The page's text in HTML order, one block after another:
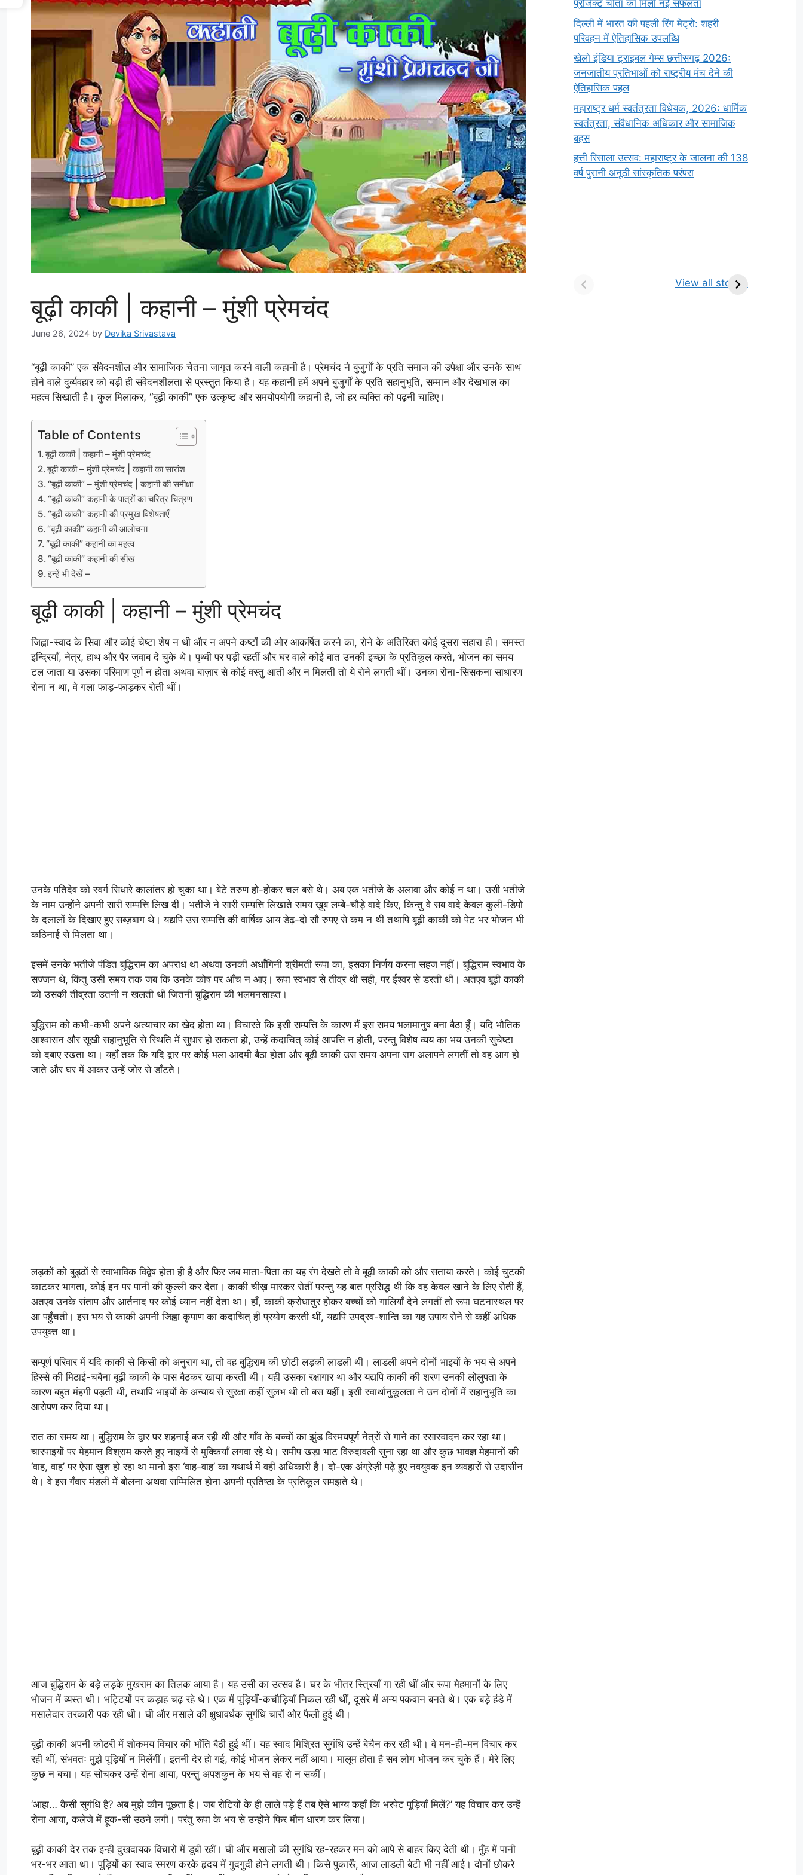
बूढ़ी काकी | कहानी – मुंशी प्रेमचंद
June 26, 2024 by Devika Srivastava
“बूढ़ी काकी” एक संवेदनशील और सामाजिक चेतना जागृत करने वाली कहानी है। प्रेमचंद ने बुजुर्गों के प्रति समाज की उपेक्षा और उनके साथ
होने वाले दुर्व्यवहार को बड़ी ही संवेदनशीलता से प्रस्तुत किया है। यह कहानी हमें अपने बुजुर्गों के प्रति सहानुभूति, सम्मान और देखभाल का
महत्व सिखाती है। कुल मिलाकर, “बूढ़ी काकी” एक उत्कृष्ट और समयोपयोगी कहानी है, जो हर व्यक्ति को पढ़नी चाहिए।
Table of Contents
बूढ़ी काकी | कहानी – मुंशी प्रेमचंद
बूढ़ी काकी – मुंशी प्रेमचंद | कहानी का सारांश
“बूढ़ी काकी” – मुंशी प्रेमचंद | कहानी की समीक्षा
“बूढ़ी काकी” कहानी के पात्रों का चरित्र चित्रण
“बूढी काकी” कहानी की प्रमुख विशेषताएँ
“बूढी काकी” कहानी की आलोचना
“बूढी काकी” कहानी का महत्व
“बूढी काकी” कहानी की सीख
इन्हें भी देखें –
बूढ़ी काकी | कहानी – मुंशी प्रेमचंद
जिह्वा-स्वाद के सिवा और कोई चेष्टा शेष न थी और न अपने कष्टों की ओर आकर्षित करने का, रोने के अतिरिक्त कोई दूसरा सहारा ही। समस्त
इन्द्रियाँ, नेत्र, हाथ और पैर जवाब दे चुके थे। पृथ्वी पर पड़ी रहतीं और घर वाले कोई बात उनकी इच्छा के प्रतिकूल करते, भोजन का समय
टल जाता या उसका परिमाण पूर्ण न होता अथवा बाज़ार से कोई वस्तु आती और न मिलती तो ये रोने लगती थीं। उनका रोना-सिसकना साधारण
रोना न था, वे गला फाड़-फाड़कर रोती थीं।
उनके पतिदेव को स्वर्ग सिधारे कालांतर हो चुका था। बेटे तरुण हो-होकर चल बसे थे। अब एक भतीजे के अलावा और कोई न था। उसी भतीजे
के नाम उन्होंने अपनी सारी सम्पत्ति लिख दी। भतीजे ने सारी सम्पत्ति लिखाते समय ख़ूब लम्बे-चौड़े वादे किए, किन्तु वे सब वादे केवल कुली-डिपो
के दलालों के दिखाए हुए सब्ज़बाग थे। यद्यपि उस सम्पत्ति की वार्षिक आय डेढ़-दो सौ रुपए से कम न थी तथापि बूढ़ी काकी को पेट भर भोजन भी
कठिनाई से मिलता था।
इसमें उनके भतीजे पंडित बुद्धिराम का अपराध था अथवा उनकी अर्धांगिनी श्रीमती रूपा का, इसका निर्णय करना सहज नहीं। बुद्धिराम स्वभाव के
सज्जन थे, किंतु उसी समय तक जब कि उनके कोष पर आँच न आए। रूपा स्वभाव से तीव्र थी सही, पर ईश्वर से डरती थी। अतएव बूढ़ी काकी
को उसकी तीव्रता उतनी न खलती थी जितनी बुद्धिराम की भलमनसाहत।
बुद्धिराम को कभी-कभी अपने अत्याचार का खेद होता था। विचारते कि इसी सम्पत्ति के कारण मैं इस समय भलामानुष बना बैठा हूँ। यदि भौतिक
आश्वासन और सूखी सहानुभूति से स्थिति में सुधार हो सकता हो, उन्हें कदाचित् कोई आपत्ति न होती, परन्तु विशेष व्यय का भय उनकी सुचेष्टा
को दबाए रखता था। यहाँ तक कि यदि द्वार पर कोई भला आदमी बैठा होता और बूढ़ी काकी उस समय अपना राग अलापने लगतीं तो वह आग हो
जाते और घर में आकर उन्हें जोर से डाँटते।
लड़कों को बुड्ढों से स्वाभाविक विद्वेष होता ही है और फिर जब माता-पिता का यह रंग देखते तो वे बूढ़ी काकी को और सताया करते। कोई चुटकी
काटकर भागता, कोई इन पर पानी की कुल्ली कर देता। काकी चीख़ मारकर रोतीं परन्तु यह बात प्रसिद्ध थी कि वह केवल खाने के लिए रोती हैं,
अतएव उनके संताप और आर्तनाद पर कोई ध्यान नहीं देता था। हाँ, काकी क्रोधातुर होकर बच्चों को गालियाँ देने लगतीं तो रूपा घटनास्थल पर
आ पहुँचती। इस भय से काकी अपनी जिह्वा कृपाण का कदाचित् ही प्रयोग करती थीं, यद्यपि उपद्रव-शान्ति का यह उपाय रोने से कहीं अधिक
उपयुक्त था।
सम्पूर्ण परिवार में यदि काकी से किसी को अनुराग था, तो वह बुद्धिराम की छोटी लड़की लाडली थी। लाडली अपने दोनों भाइयों के भय से अपने
हिस्से की मिठाई-चबैना बूढ़ी काकी के पास बैठकर खाया करती थी। यही उसका रक्षागार था और यद्यपि काकी की शरण उनकी लोलुपता के
कारण बहुत मंहगी पड़ती थी, तथापि भाइयों के अन्याय से सुरक्षा कहीं सुलभ थी तो बस यहीं। इसी स्वार्थानुकूलता ने उन दोनों में सहानुभूति का
आरोपण कर दिया था।
रात का समय था। बुद्धिराम के द्वार पर शहनाई बज रही थी और गाँव के बच्चों का झुंड विस्मयपूर्ण नेत्रों से गाने का रसास्वादन कर रहा था।
चारपाइयों पर मेहमान विश्राम करते हुए नाइयों से मुक्कियाँ लगवा रहे थे। समीप खड़ा भाट विरुदावली सुना रहा था और कुछ भावज्ञ मेहमानों की
‘वाह, वाह’ पर ऐसा ख़ुश हो रहा था मानो इस ‘वाह-वाह’ का यथार्थ में वही अधिकारी है। दो-एक अंग्रेज़ी पढ़े हुए नवयुवक इन व्यवहारों से उदासीन
थे। वे इस गँवार मंडली में बोलना अथवा सम्मिलित होना अपनी प्रतिष्ठा के प्रतिकूल समझते थे।
आज बुद्धिराम के बड़े लड़के मुखराम का तिलक आया है। यह उसी का उत्सव है। घर के भीतर स्त्रियाँ गा रही थीं और रूपा मेहमानों के लिए
भोजन में व्यस्त थी। भट्टियों पर कड़ाह चढ़ रहे थे। एक में पूड़ियाँ-कचौड़ियाँ निकल रही थीं, दूसरे में अन्य पकवान बनते थे। एक बड़े हंडे में
मसालेदार तरकारी पक रही थी। घी और मसाले की क्षुधावर्धक सुगंधि चारों ओर फैली हुई थी।
बूढ़ी काकी अपनी कोठरी में शोकमय विचार की भाँति बैठी हुई थीं। यह स्वाद मिश्रित सुगंधि उन्हें बेचैन कर रही थी। वे मन-ही-मन विचार कर
रही थीं, संभवतः मुझे पूड़ियाँ न मिलेंगीं। इतनी देर हो गई, कोई भोजन लेकर नहीं आया। मालूम होता है सब लोग भोजन कर चुके हैं। मेरे लिए
कुछ न बचा। यह सोचकर उन्हें रोना आया, परन्तु अपशकुन के भय से वह रो न सकीं।
‘आहा… कैसी सुगंधि है? अब मुझे कौन पूछता है। जब रोटियों के ही लाले पड़े हैं तब ऐसे भाग्य कहाँ कि भरपेट पूड़ियाँ मिलें?’ यह विचार कर उन्हें
रोना आया, कलेजे में हूक-सी उठने लगी। परंतु रूपा के भय से उन्होंने फिर मौन धारण कर लिया।
बूढ़ी काकी देर तक इन्ही दुखदायक विचारों में डूबी रहीं। घी और मसालों की सुगंधि रह-रहकर मन को आपे से बाहर किए देती थी। मुँह में पानी
भर-भर आता था। पूड़ियों का स्वाद स्मरण करके हृदय में गुदगुदी होने लगती थी। किसे पुकारूँ, आज लाडली बेटी भी नहीं आई। दोनों छोकरे
प्रोजेक्ट चीता को मिली नई सफलता
दिल्ली में भारत की पहली रिंग मेट्रो: शहरी
परिवहन में ऐतिहासिक उपलब्धि
खेलो इंडिया ट्राइबल गेम्स छत्तीसगढ़ 2026:
जनजातीय प्रतिभाओं को राष्ट्रीय मंच देने की
ऐतिहासिक पहल
महाराष्ट्र धर्म स्वतंत्रता विधेयक, 2026: धार्मिक
स्वतंत्रता, संवैधानिक अधिकार और सामाजिक
बहस
हत्ती रिसाला उत्सव: महाराष्ट्र के जालना की 138
वर्ष पुरानी अनूठी सांस्कृतिक परंपरा
View all stories
किसे कहते है? परिभाषा,
ज्योतिर्लिंग | नाम, स्थान एवं